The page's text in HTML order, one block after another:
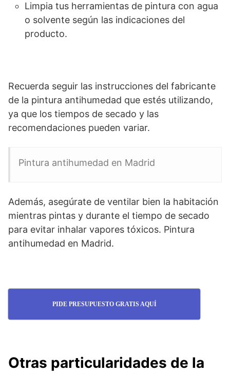
Limpia tus herramientas de pintura con agua
o solvente según las indicaciones del
producto.
Recuerda seguir las instrucciones del fabricante
de la pintura antihumedad que estés utilizando,
ya que los tiempos de secado y las
recomendaciones pueden variar.
Pintura antihumedad en Madrid
Además, asegúrate de ventilar bien la habitación
mientras pintas y durante el tiempo de secado
para evitar inhalar vapores tóxicos. Pintura
antihumedad en Madrid.
PIDE PRESUPUESTO GRATIS AQUÍ
Otras particularidades de la